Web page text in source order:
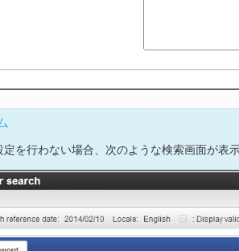
定を行わない場合、次のような検索画面が表